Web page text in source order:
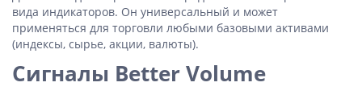
вида индикаторов. Он универсальный и может
применяться для торговли любыми базовыми активами
(индексы, сырье, акции, валюты).
Сигналы Better Volume